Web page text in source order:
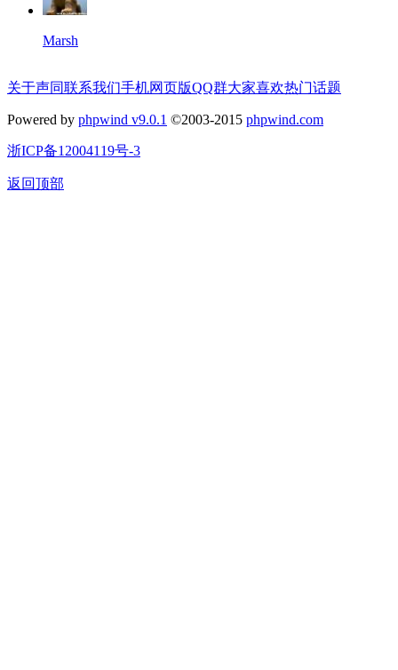
Marsh
关于声同联系我们手机网页版QQ群大家喜欢热门话题
Powered by phpwind v9.0.1 ©2003-2015 phpwind.com
浙ICP备12004119号-3
返回顶部